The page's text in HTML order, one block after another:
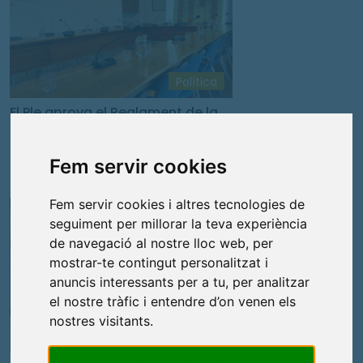
Fem servir cookies
Fem servir cookies i altres tecnologies de
seguiment per millorar la teva experiència
de navegació al nostre lloc web, per
mostrar-te contingut personalitzat i
anuncis interessants per a tu, per analitzar
el nostre tràfic i entendre d’on venen els
nostres visitants.
Política
El Ple aprova el Reglament de la
2
Junts